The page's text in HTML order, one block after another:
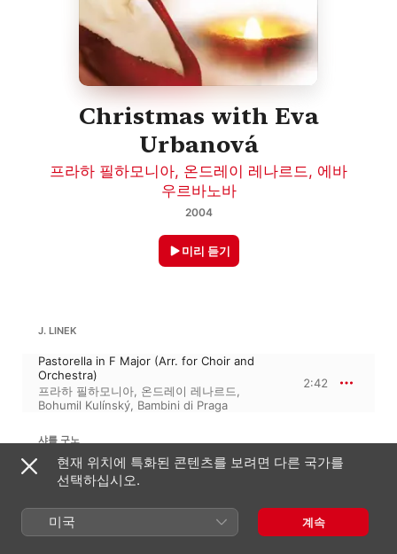
Christmas with Eva
Urbanová
프라하 필하모니아, 온드레이 레나르드, 에바
우르바노바
2004
미리 듣기
J. LINEK
Pastorella in F Major (Arr. for Choir and
Orchestra)
프라하 필하모니아, 온드레이 레나르드,
Bohumil Kulínský, Bambini di Praga
2:42
샤를 구노
20개의 선율 1, ‘1번째 모음집’
Ave Maria (Arr. for Soprano and
Orchestra)
온드레이 레나르드,프라하 필하모니아,
에바
우르바노바
현재 위치에 특화된 콘텐츠를 보려면 다른 국가를
선택하십시오.
미국 계속